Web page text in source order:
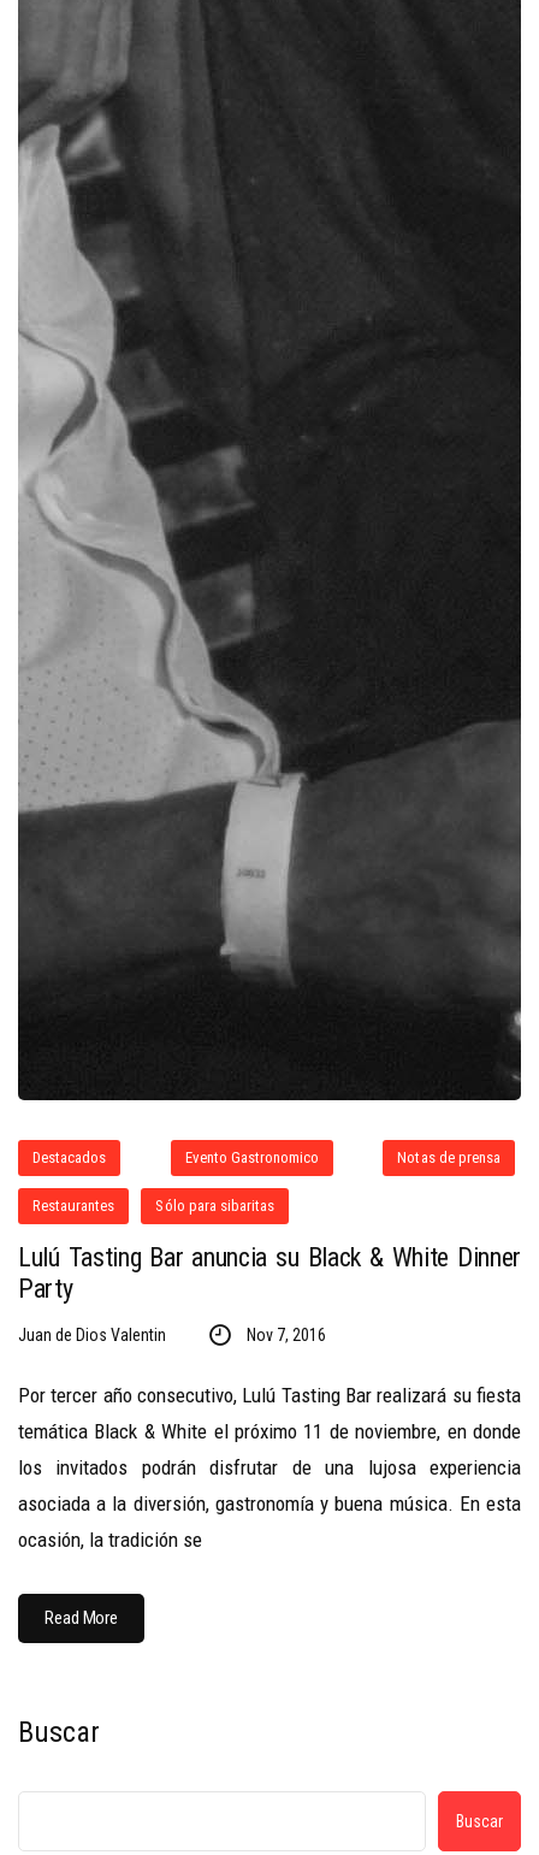
Destacados Evento Gastronomico Notas de prensa
Restaurantes Sólo para sibaritas
Lulú Tasting Bar anuncia su Black & White Dinner
Party
Juan de Dios Valentin Nov 7, 2016
Por tercer año consecutivo, Lulú Tasting Bar realizará su fiesta
temática Black & White el próximo 11 de noviembre, en donde
los invitados podrán disfrutar de una lujosa experiencia
asociada a la diversión, gastronomía y buena música. En esta
ocasión, la tradición se
Read More
Buscar
Buscar